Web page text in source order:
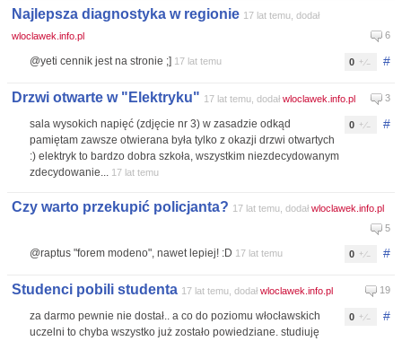
Najlepsza diagnostyka w regionie 17 lat temu, dodał
wloclawek.info.pl
6
#
0
@yeti cennik jest na stronie ;] 17 lat temu
Drzwi otwarte w "Elektryku" 17 lat temu, dodał wloclawek.info.pl 3
#
0
sala wysokich napięć (zdjęcie nr 3) w zasadzie odkąd
pamiętam zawsze otwierana była tylko z okazji drzwi otwartych
:) elektryk to bardzo dobra szkoła, wszystkim niezdecydowanym
zdecydowanie... 17 lat temu
Czy warto przekupić policjanta? 17 lat temu, dodał wloclawek.info.pl
5
#
0
@raptus "forem modeno", nawet lepiej! :D 17 lat temu
Studenci pobili studenta 17 lat temu, dodał wloclawek.info.pl 19
#
0
za darmo pewnie nie dostał.. a co do poziomu włocławskich
uczelni to chyba wszystko już zostało powiedziane. studiuję